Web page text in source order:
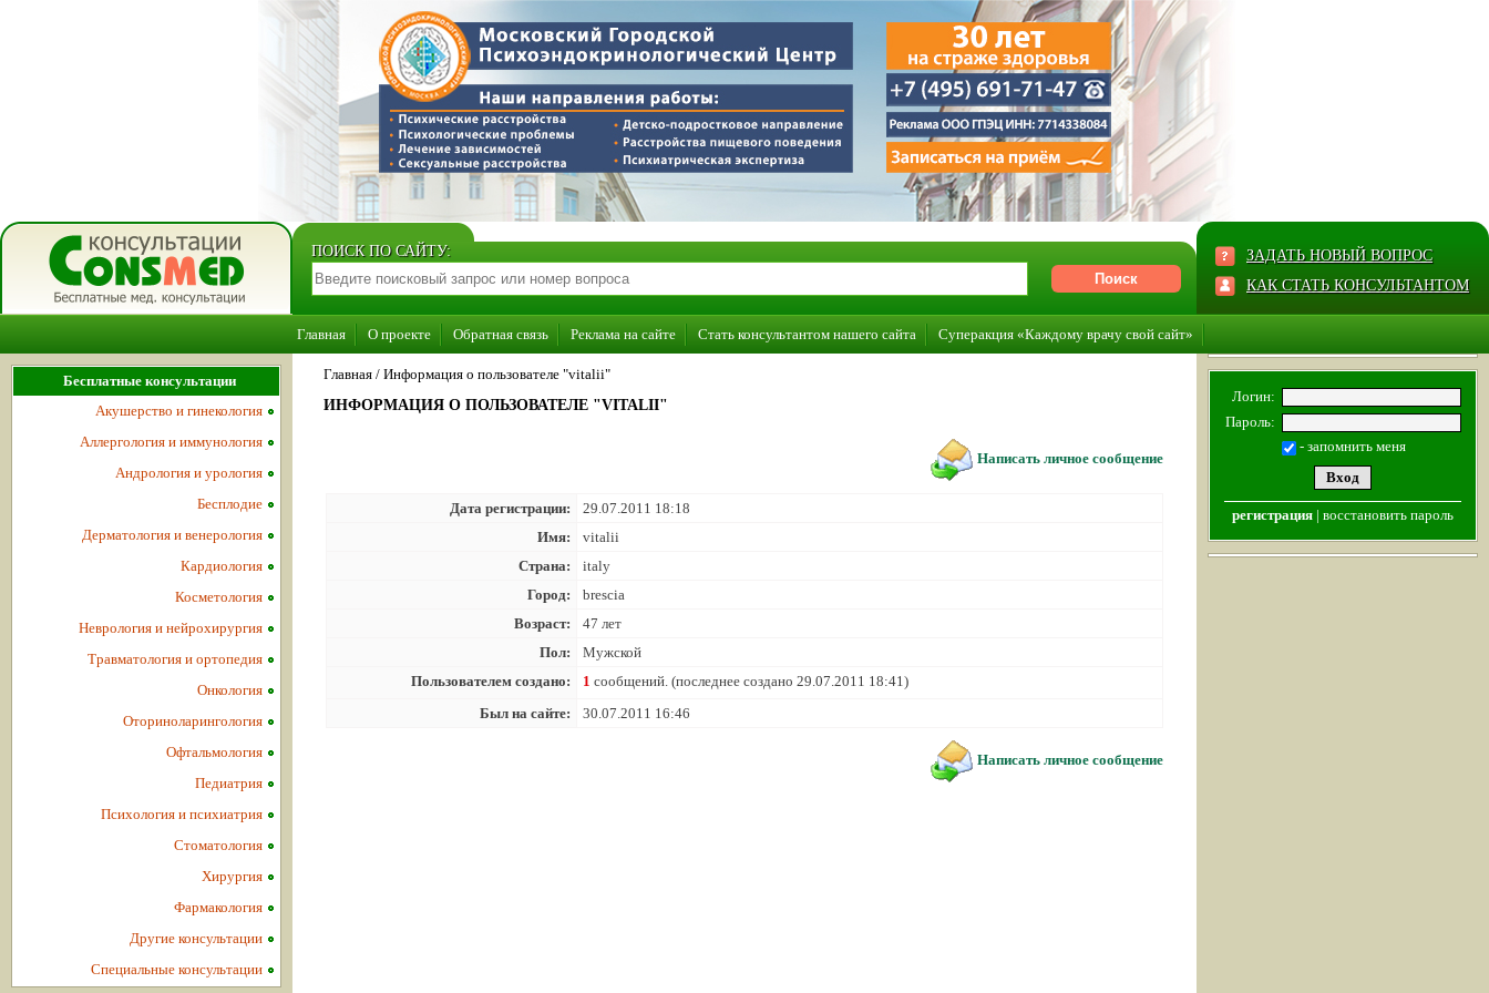
ПОИСК ПО САЙТУ:
ЗАДАТЬ НОВЫЙ ВОПРОС
КАК СТАТЬ КОНСУЛЬТАНТОМ
Главная О проекте Обратная связь Реклама на сайте Стать консультантом нашего сайта Суперакция «Каждому врачу свой сайт»
Главная / Информация о пользователе "vitalii"
ИНФОРМАЦИЯ О ПОЛЬЗОВАТЕЛЕ "VITALII"
Написать личное сообщение
Дата регистрации:
29.07.2011 18:18
Имя:
vitalii
Страна:
italy
Город:
brescia
Возраст:
47 лет
Пол:
Мужской
Пользователем создано:
1 сообщений. (последнее создано 29.07.2011 18:41)
Был на сайте:
30.07.2011 16:46
Написать личное сообщение
Бесплатные консультации
Акушерство и гинекология
Аллергология и иммунология
Андрология и урология
Бесплодие
Дерматология и венерология
Кардиология
Косметология
Неврология и нейрохирургия
Травматология и ортопедия
Онкология
Оториноларингология
Офтальмология
Педиатрия
Психология и психиатрия
Стоматология
Хирургия
Фармакология
Другие консультации
Специальные консультации
Логин:
Пароль:
- запомнить меня
регистрация | восстановить пароль